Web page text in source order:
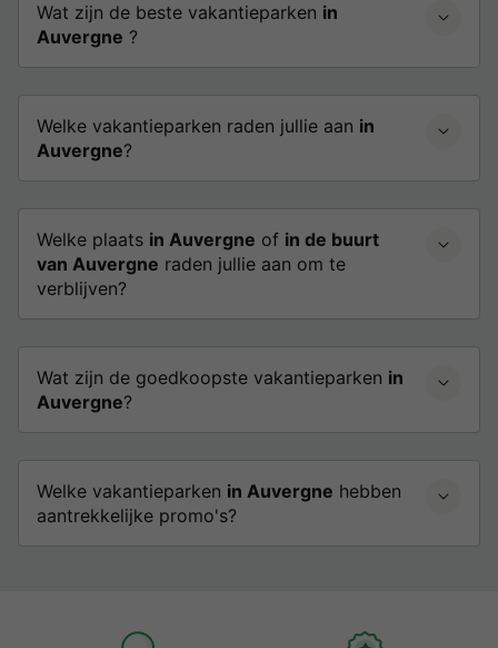
Wat zijn de beste vakantieparken in
Auvergne ?
Welke vakantieparken raden jullie aan in
Auvergne?
Welke plaats in Auvergne of in de buurt
van Auvergne raden jullie aan om te
verblijven?
Wat zijn de goedkoopste vakantieparken in
Auvergne?
Welke vakantieparken in Auvergne hebben
aantrekkelijke promo's?